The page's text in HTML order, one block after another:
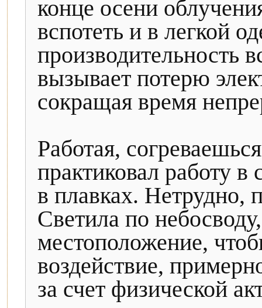
конце осени
вспотеть и в легкой
производительность
вызывает потерю
сокращая время
Работая,
практиковал работу
в плавках. Нетрудно,
Светила по
местоположение,
воздействие,
за счет физической